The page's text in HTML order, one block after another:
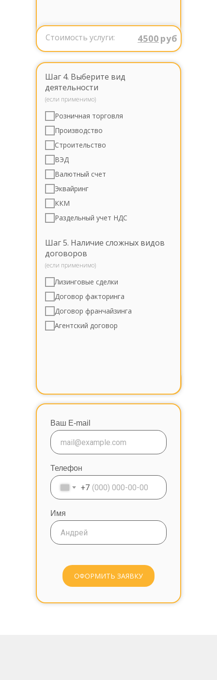
taxtypecalc
1
10
1
activitycalc
0
agreementcalc
0
Шаг 4. Выберите вид
деятельности
(если применимо)
Розничная торговля
Производство
Строительство
ВЭД
Валютный счет
Эквайринг
ККМ
Раздельный учет НДС
Шаг 5. Наличие сложных видов
договоров
(если применимо)
Лизинговые сделки
Договор факторинга
Договор франчайзинга
Агентский договор
Ваш E-mail
Телефон
+7
Имя
Стоимость услуги: 4500
ОФОРМИТЬ ЗАЯВКУ
руб